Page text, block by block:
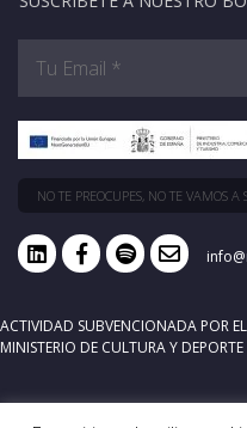
NO TE PREOCUPES, NO TE VAMOS A
ACTIVIDAD SUBVENCIONADA POR EL
MINISTERIO DE CULTURA Y DEPORTE